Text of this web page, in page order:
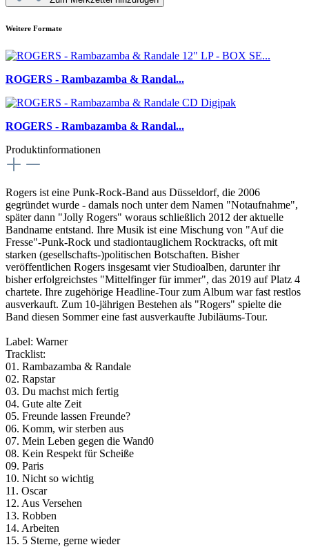
Weitere Formate
ROGERS - Rambazamba & Randal...
ROGERS - Rambazamba & Randal...
Produktinformationen
Rogers ist eine Punk-Rock-Band aus Düsseldorf, die 2006
gegründet wurde - damals noch unter dem Namen "Notaufnahme",
später dann "Jolly Rogers" woraus schließlich 2012 der aktuelle
Bandname entstand. Ihre Musik ist eine Mischung von "Auf die
Fresse"-Punk-Rock und stadiontauglichem Rocktracks, oft mit
starken (gesellschafts-)politischen Botschaften. Bisher
veröffentlichen Rogers insgesamt vier Studioalben, darunter ihr
bisher erfolgreichstes "Mittelfinger für immer", das 2019 auf Platz 4
chartete. Ihre zugehörige Headline-Tour zum Album war fast restlos
ausverkauft. Zum 10-jährigen Bestehen als "Rogers" spielte die
Band diesen Sommer eine fast ausverkaufte Jubiläums-Tour.
Label: Warner
Tracklist:
01. Rambazamba & Randale
02. Rapstar
03. Du machst mich fertig
04. Gute alte Zeit
05. Freunde lassen Freunde?
06. Komm, wir sterben aus
07. Mein Leben gegen die Wand0
08. Kein Respekt für Scheiße
09. Paris
10. Nicht so wichtig
11. Oscar
12. Aus Versehen
13. Robben
14. Arbeiten
15. 5 Sterne, gerne wieder